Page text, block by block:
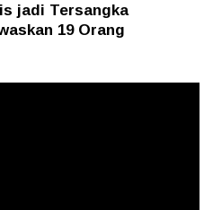
jadi Tersangka
19 Orang